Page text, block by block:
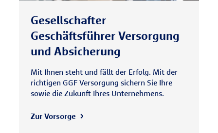
Gesellschafter
Geschäftsführer Versorgung
und Absicherung
Mit Ihnen steht und fällt der Erfolg. Mit der
richtigen GGF Versorgung sichern Sie Ihre
sowie die Zukunft Ihres Unternehmens.
Zur Vorsorge